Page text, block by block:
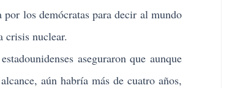
los demócratas para decir al mundo
crisis nuclear.
aseguraron que aunque
aún habría más de cuatro años,